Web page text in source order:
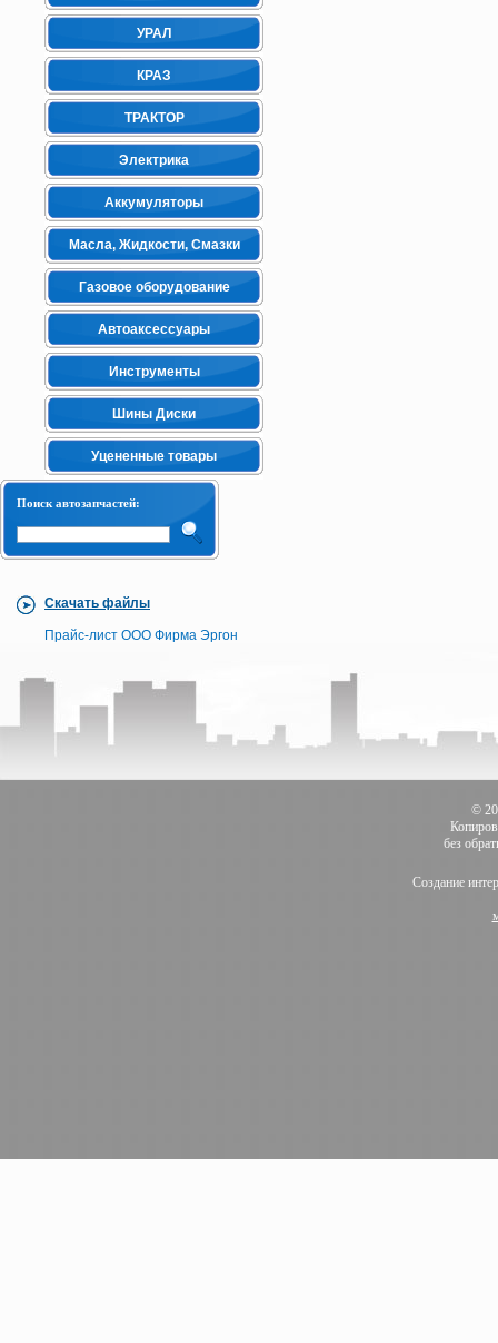
УРАЛ
КРАЗ
ТРАКТОР
Электрика
Аккумуляторы
Масла, Жидкости, Смазки
Газовое оборудование
Автоаксессуары
Инструменты
Шины Диски
Уцененные товары
Поиск автозапчастей:
Скачать файлы
Прайс-лист ООО Фирма Эргон
©
без
Создание